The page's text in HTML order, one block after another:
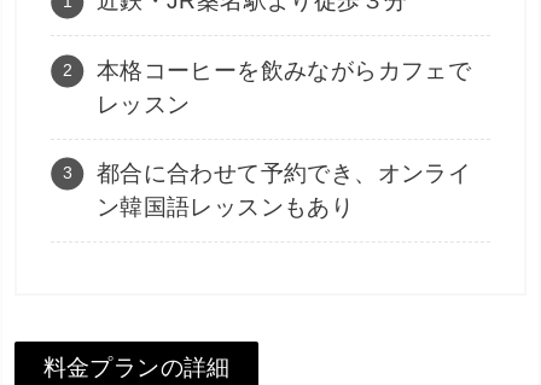
本格コーヒーを飲みながらカフェで
レッスン
都合に合わせて予約でき、オンライ
ン韓国語レッスンもあり
料金プランの詳細